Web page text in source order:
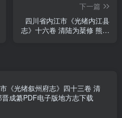
下一篇
四川省内江市《光绪内江县
志》十六卷 清陆为棻修 熊玉
《光绪叙州府志》四十三卷 清
成纂PDF电子版地方志下载